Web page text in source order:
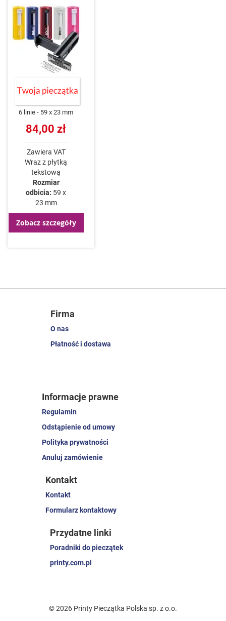
6 linie 59 x 23 mm
84,00 zł
Zawiera VAT
Wraz z płytką
tekstową
Rozmiar
odbicia: 59 x
23 mm
Zobacz szczegóły
Firma
O nas
Płatność i dostawa
Informacje prawne
Regulamin
Odstąpienie od umowy
Polityka prywatności
Anuluj zamówienie
Kontakt
Kontakt
Formularz kontaktowy
Przydatne linki
Poradniki do pieczątek
printy.com.pl
© 2026 Printy Pieczątka Polska sp. z o.o.